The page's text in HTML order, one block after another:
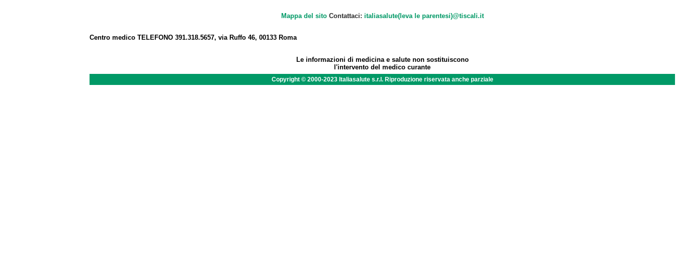
Mappa del sitoContattaci: italiasalute(leva le parentesi)@tiscali.it
Centro medico TELEFONO 391.318.5657, via Ruffo 46, 00133 Roma
Le informazioni di medicina e salute non sostituiscono
l'intervento del medico curante
Copyright © 2000-2023 Italiasalute s.r.l. Riproduzione riservata anche parziale